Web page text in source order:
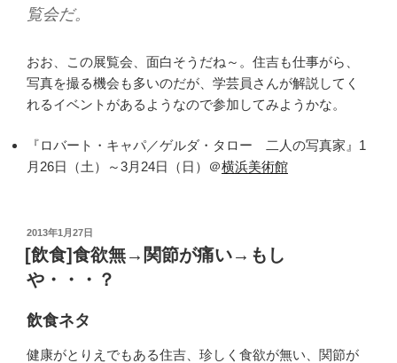
覧会だ。
おお、この展覧会、面白そうだね～。住吉も仕事がら、
写真を撮る機会も多いのだが、学芸員さんが解説してく
れるイベントがあるようなので参加してみようかな。
『ロバート・キャパ／ゲルダ・タロー 二人の写真家』1
月26日（土）～3月24日（日）＠横浜美術館
投
稿
日:
2013年1月27日
[飲食]食欲無→関節が痛い→もし
や・・・？
飲食ネタ
健康がとりえでもある住吉、珍しく食欲が無い、関節が